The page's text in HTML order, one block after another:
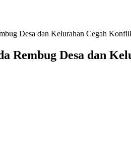
Desa dan Kelurahan Cegah
Rembug Desa dan